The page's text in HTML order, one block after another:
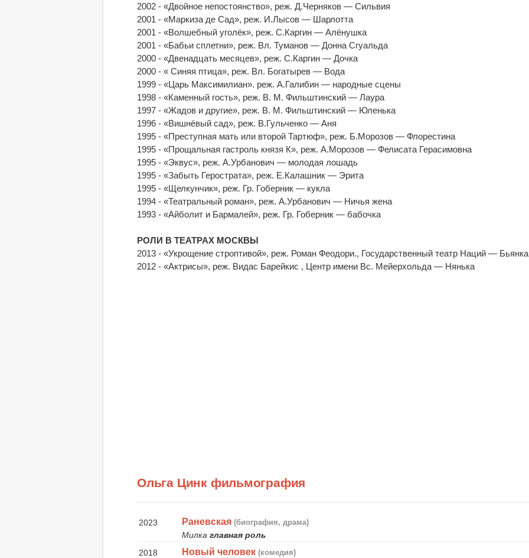
2002 - «Двойное непостоянство», реж. Д.Черняков — Сильвия
2001 - «Маркиза де Сад», реж. И.Лысов — Шарлотта
2001 - «Волшебный уголёк», реж. С.Каргин — Алёнушка
2001 - «Бабьи сплетни», реж. Вл. Туманов — Донна Сгуальда
2000 - «Двенадцать месяцев», реж. С.Каргин — Дочка
2000 - « Синяя птица», реж. Вл. Богатырев — Вода
1999 - «Царь Максимилиан». реж. А.Галибин — народные сцены
1998 - «Каменный гость», реж. В. М. Фильштинский — Лаура
1997 - «Жадов и другие», реж. В. М. Фильштинский — Юленька
1996 - «Вишнёвый сад», реж. В.Гульченко — Аня
1995 - «Преступная мать или второй Тартюф», реж. Б.Морозов — Флорестина
1995 - «Прощальная гастроль князя К», реж. А.Морозов — Фелисата Герасимовна
1995 - «Эквус», реж. А.Урбанович — молодая лошадь
1995 - «Забыть Герострата», реж. Е.Калашник — Эрита
1995 - «Щелкунчик», реж. Гр. Гоберник — кукла
1994 - «Театральный роман», реж. А.Урбанович — Ничья жена
1993 - «Айболит и Бармалей», реж. Гр. Гоберник — бабочка
РОЛИ В ТЕАТРАХ МОСКВЫ
2013 - «Укрощение строптивой», реж. Роман Феодори., Государственный театр Наций — Бьянка
2012 - «Актрисы», реж. Видас Барейкис , Центр имени Вс. Мейерхольда — Нянька
Ольга Цинк фильмография
2023 Раневская (биография, драма)
Милка главная роль
2018
Новый человек (комедия)